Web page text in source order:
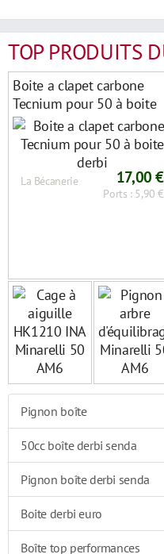
TOP PRODUITS
Boite a clapet carbone
Tecnium pour 50 à boite
derbi
La Bécanerie 17,00 €
Ports : 5,90 €
Pignon boîte
50cc boîte derbi senda
Pignon boîte derbi senda
Boite derbi euro
Boîte top performances